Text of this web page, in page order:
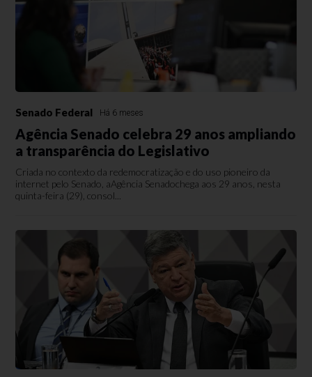
Senado Federal Há 6 meses
Agência Senado celebra 29 anos ampliando
a transparência do Legislativo
Criada no contexto da redemocratização e do uso pioneiro da
internet pelo Senado, aAgência Senadochega aos 29 anos, nesta
quinta-feira (29), consol...